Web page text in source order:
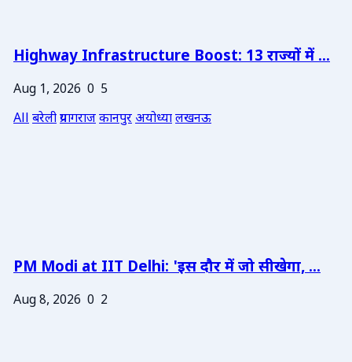
Highway Infrastructure Boost: 13 राज्यों में ...
Aug 1, 2026 0 5
Allबरेलीप्रयागराजकानपुरअयोध्यालखनऊ
PM Modi at IIT Delhi: 'इस दौर में जो सीखेगा, ...
Aug 8, 2026 0 2